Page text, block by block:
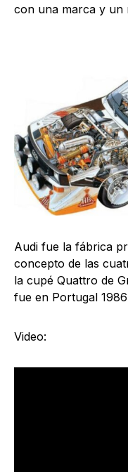
con una marca y un
Audi fue la fábrica
concepto de las
la cupé Quattro de
fue en Portugal
Video: